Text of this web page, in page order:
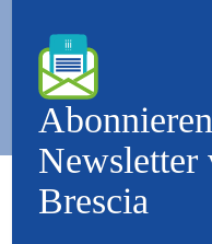
Copyright © 2026 - All
Brescia